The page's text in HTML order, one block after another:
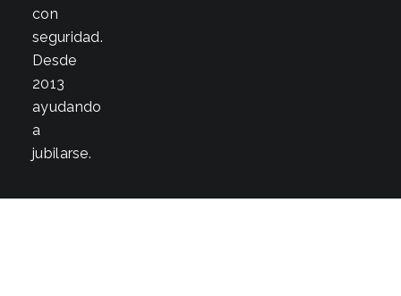
con
seguridad.
Desde
2013
ayudando
a
jubilarse.